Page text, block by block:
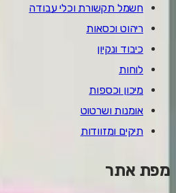
חשמל תקשורת וכלי עבודה
ריהוט וכסאות
כיבוד ונקיון
לוחות
מיכון וכספות
אומנות ושרטוט
תיקים ומזוודות
מפת אתר